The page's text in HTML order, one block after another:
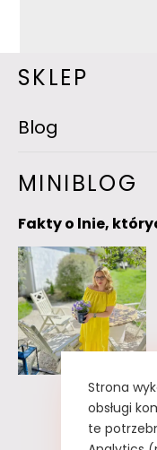
SKLEP
Blog
MINIBLOG
Fakty o lnie,
Strona
obsługi
te